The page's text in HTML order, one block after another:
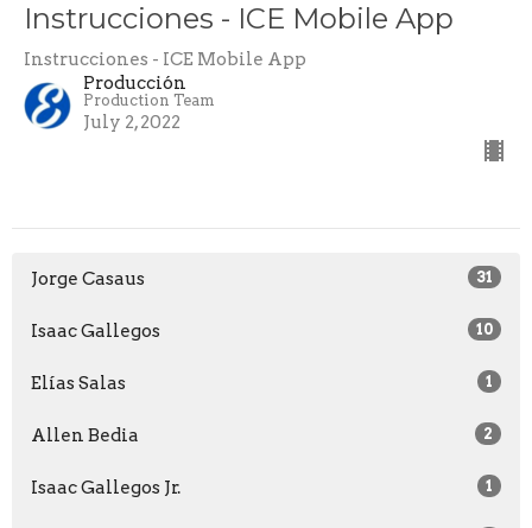
Instrucciones - ICE Mobile App
Instrucciones - ICE Mobile App
Producción
Production Team
July 2, 2022
Jorge Casaus 31
Isaac Gallegos 10
Elías Salas 1
Allen Bedia 2
Isaac Gallegos Jr. 1